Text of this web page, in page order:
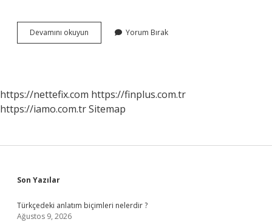
Devamını okuyun
Reçeli
Yorum Bırak
https://nettefix.com https://finplus.com.tr
https://iamo.com.trSitemap
Sidebar
Son Yazılar
Türkçedeki anlatım biçimleri nelerdir ?
Ağustos 9, 2026